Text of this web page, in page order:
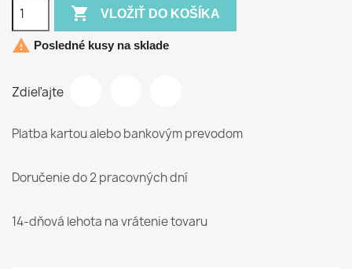
 VLOŽIŤ DO KOŠÍKA
 Posledné kusy na sklade
Zdieľajte
Platba kartou alebo bankovým prevodom
Doručenie do 2 pracovných dní
14-dňová lehota na vrátenie tovaru